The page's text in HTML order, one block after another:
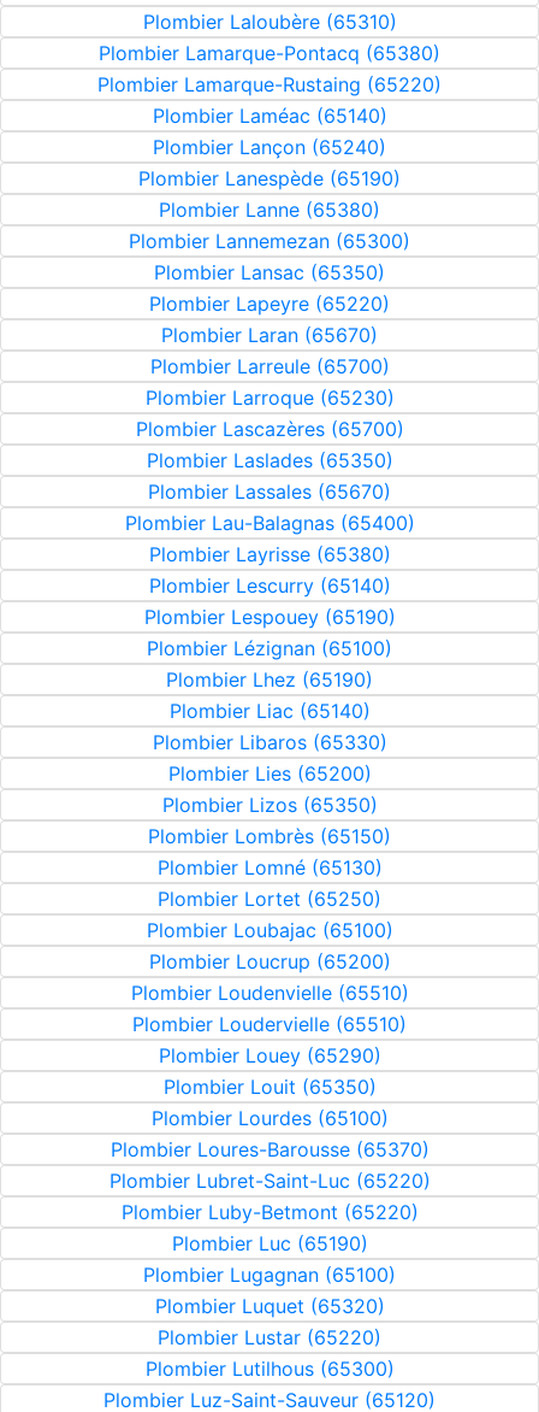
Plombier Laloubère (65310)
Plombier Lamarque-Pontacq (65380)
Plombier Lamarque-Rustaing (65220)
Plombier Laméac (65140)
Plombier Lançon (65240)
Plombier Lanespède (65190)
Plombier Lanne (65380)
Plombier Lannemezan (65300)
Plombier Lansac (65350)
Plombier Lapeyre (65220)
Plombier Laran (65670)
Plombier Larreule (65700)
Plombier Larroque (65230)
Plombier Lascazères (65700)
Plombier Laslades (65350)
Plombier Lassales (65670)
Plombier Lau-Balagnas (65400)
Plombier Layrisse (65380)
Plombier Lescurry (65140)
Plombier Lespouey (65190)
Plombier Lézignan (65100)
Plombier Lhez (65190)
Plombier Liac (65140)
Plombier Libaros (65330)
Plombier Lies (65200)
Plombier Lizos (65350)
Plombier Lombrès (65150)
Plombier Lomné (65130)
Plombier Lortet (65250)
Plombier Loubajac (65100)
Plombier Loucrup (65200)
Plombier Loudenvielle (65510)
Plombier Loudervielle (65510)
Plombier Louey (65290)
Plombier Louit (65350)
Plombier Lourdes (65100)
Plombier Loures-Barousse (65370)
Plombier Lubret-Saint-Luc (65220)
Plombier Luby-Betmont (65220)
Plombier Luc (65190)
Plombier Lugagnan (65100)
Plombier Luquet (65320)
Plombier Lustar (65220)
Plombier Lutilhous (65300)
Plombier Luz-Saint-Sauveur (65120)